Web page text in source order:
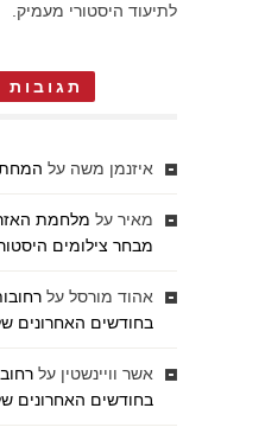
לתיעוד היסטורי מעמיק.
תגובות
איזנמן משה על
מאיר על
מבחר צילומים
אהוד מורסל על
בחודשים האחרונים
אשר וויינשטין על
בחודשים האחרונים